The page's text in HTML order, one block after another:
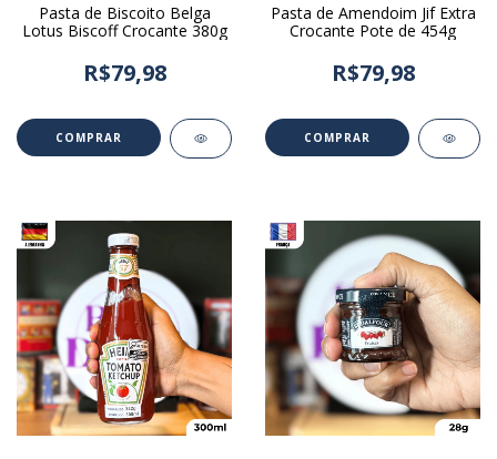
Pasta de Biscoito Belga
Lotus Biscoff Crocante 380g
R$79,98
Pasta de Amendoim Jif Extra
Crocante Pote de 454g
R$79,98